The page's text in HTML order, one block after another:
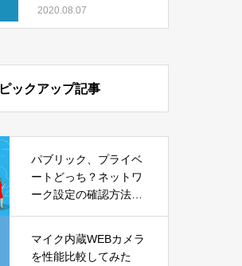
コンの使い方 13選」
をまとめてみた
2020.08.07
ピックアップ記事
パブリック、プライベ
ートどっち？ネットワ
ーク設定の確認方法も
マイク内蔵WEBカメラ
を性能比較してみた